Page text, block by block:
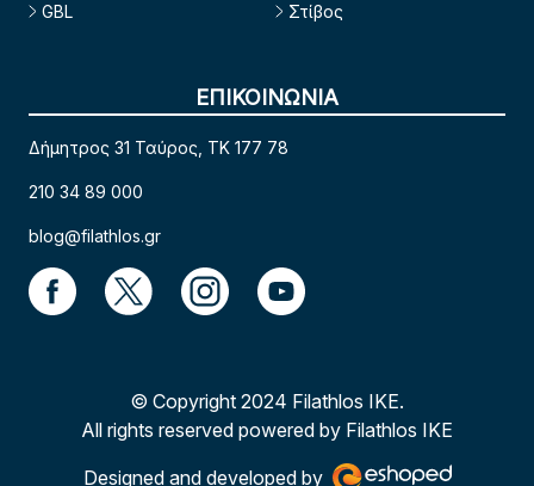
GBL Στίβος
ΕΠΙΚΟΙΝΩΝΙΑ
Δήμητρος 31 Ταύρος, TK 177 78
210 34 89 000
blog@filathlos.gr
© Copyright 2024 Filathlos ΙΚΕ.
All rights reserved powered by Filathlos ΙΚΕ
Designed and developed by